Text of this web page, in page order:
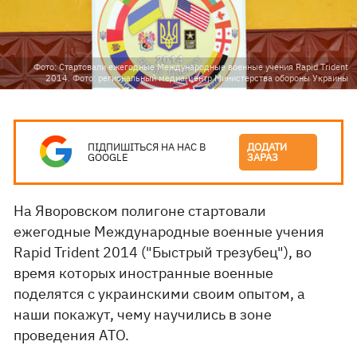
Фото: Cтартовали ежегодные Международные военные учения Rapid Trident
2014. Фото: региональный медиа-центр Министерства обороны Украины
ПІДПИШІТЬСЯ НА НАС В
GOOGLE
ДОДАТИ
ЗАРАЗ
На Яворовском полигоне стартовали
ежегодные Международные военные учения
Rapid Trident 2014 ("Быстрый трезубец"), во
время которых иностранные военные
поделятся с украинскими своим опытом, а
наши покажут, чему научились в зоне
проведения АТО.